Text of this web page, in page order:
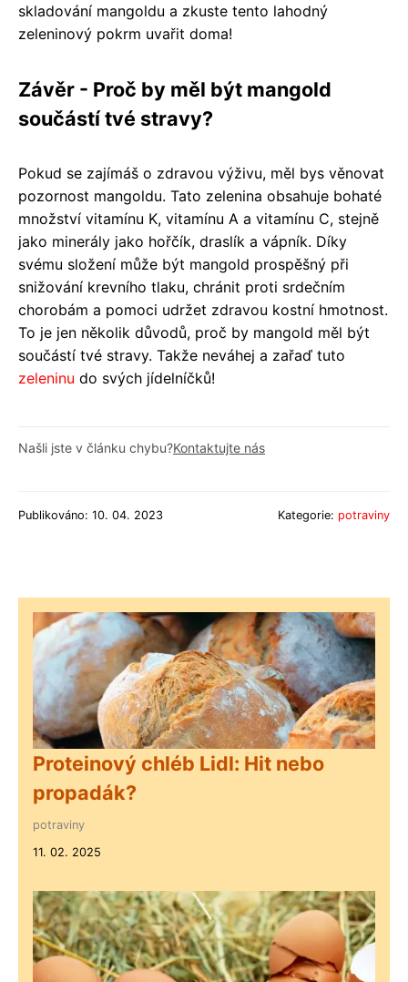
skladování mangoldu a zkuste tento lahodný
zeleninový pokrm uvařit doma!
Závěr - Proč by měl být mangold
součástí tvé stravy?
Pokud se zajímáš o zdravou výživu, měl bys věnovat
pozornost mangoldu. Tato zelenina obsahuje bohaté
množství vitamínu K, vitamínu A a vitamínu C, stejně
jako minerály jako hořčík, draslík a vápník. Díky
svému složení může být mangold prospěšný při
snižování krevního tlaku, chránit proti srdečním
chorobám a pomoci udržet zdravou kostní hmotnost.
To je jen několik důvodů, proč by mangold měl být
součástí tvé stravy. Takže neváhej a zařaď tuto
zeleninu do svých jídelníčků!
Našli jste v článku chybu?Kontaktujte nás
Publikováno: 10. 04. 2023 Kategorie: potraviny
Proteinový chléb Lidl: Hit nebo
propadák?
potraviny
11. 02. 2025